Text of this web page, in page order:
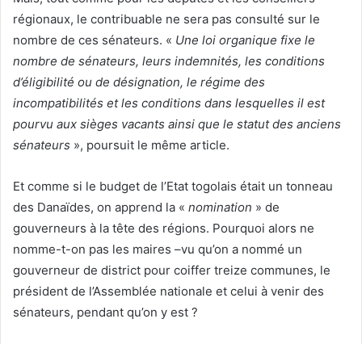
régionaux, le contribuable ne sera pas consulté sur le
nombre de ces sénateurs. « Une loi organique fixe le
nombre de sénateurs, leurs indemnités, les conditions
d’éligibilité ou de désignation, le régime des
incompatibilités et les conditions dans lesquelles il est
pourvu aux sièges vacants ainsi que le statut des anciens
sénateurs », poursuit le même article.
Et comme si le budget de l’Etat togolais était un tonneau
des Danaïdes, on apprend la « nomination » de
gouverneurs à la tête des régions. Pourquoi alors ne
nomme-t-on pas les maires –vu qu’on a nommé un
gouverneur de district pour coiffer treize communes, le
président de l’Assemblée nationale et celui à venir des
sénateurs, pendant qu’on y est ?